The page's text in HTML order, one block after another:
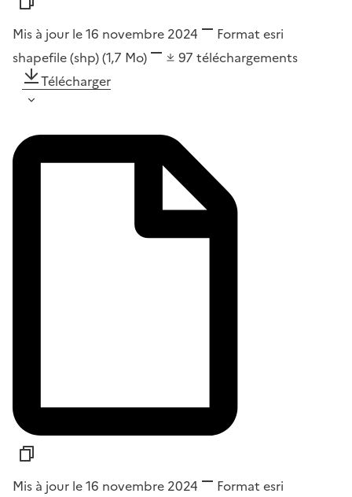
Mis à jour le 16 novembre 2024 Format esri
shapefile (shp)(1,7 Mo) 97 téléchargements
Télécharger
Mis à jour le 16 novembre 2024 Format esri